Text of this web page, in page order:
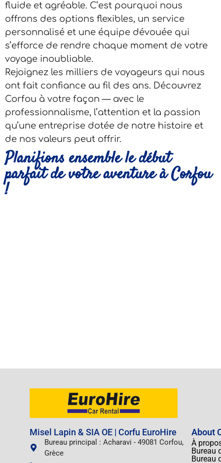
fluide et agréable. C’est pourquoi nous
offrons des options flexibles, un service
personnalisé et une équipe dévouée qui
s’efforce de rendre chaque moment de votre
voyage inoubliable.
Rejoignez les milliers de voyageurs qui nous
ont fait confiance au fil des ans. Découvrez
Corfou à votre façon — avec le
professionnalisme, l’attention et la passion
qu’une entreprise dotée de notre histoire et
de nos valeurs peut offrir.
Planifions ensemble le début
parfait de votre aventure à Corfou
!
Misel Lapin & SIA OE | Corfu EuroHire
Bureau principal : Acharavi - 49081 Corfou,
Grèce
About
À
Bureau
Bureau